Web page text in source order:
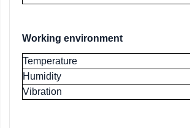
Working environment
Temperature
Humidity
Vibration